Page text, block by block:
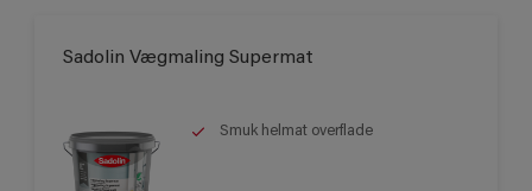
Sadolin Vægmaling Supermat
Smuk helmat overflade